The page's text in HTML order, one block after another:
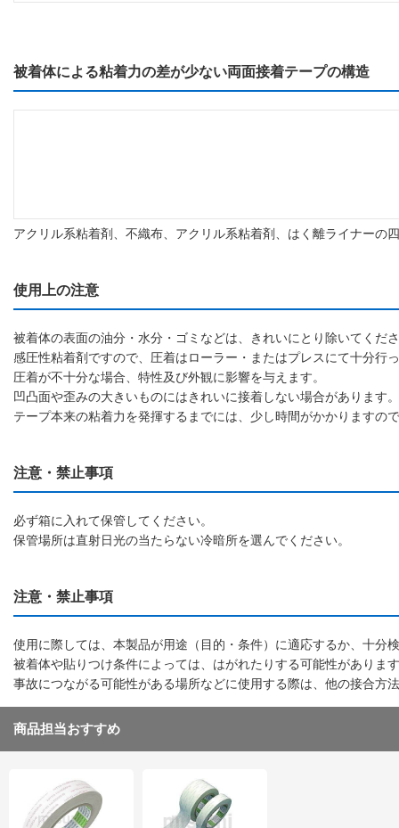
被着体による粘着力の差が少ない両面接着テープの構造
アクリル系粘着剤、不織布、アクリル系粘着剤、はく離ライナーの
使用上の注意
被着体の表面の油分・水分・ゴミなどは、きれいにとり除いてくだ
感圧性粘着剤ですので、圧着はローラー・またはプレスにて十分行
圧着が不十分な場合、特性及び外観に影響を与えます。
凹凸面や歪みの大きいものにはきれいに接着しない場合があります
テープ本来の粘着力を発揮するまでには、少し時間がかかります
注意・禁止事項
必ず箱に入れて保管してください。
保管場所は直射日光の当たらない冷暗所を選んでください。
注意・禁止事項
使用に際しては、本製品が用途（目的・条件）に適応するか、十分
被着体や貼りつけ条件によっては、はがれたりする可能性がありま
事故につながる可能性がある場所などに使用する際は、他の接合方
商品担当おすすめ